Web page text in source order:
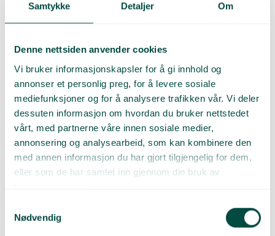
Samtykke Detaljer Om
Denne nettsiden anvender cookies
Vi bruker informasjonskapsler for å gi innhold og
annonser et personlig preg, for å levere sosiale
mediefunksjoner og for å analysere trafikken vår. Vi deler
dessuten informasjon om hvordan du bruker nettstedet
vårt, med partnerne våre innen sosiale medier,
annonsering og analysearbeid, som kan kombinere den
med annen informasjon du har gjort tilgjengelig for dem,
eller som de har samlet inn gjennom din bruk av
Nødvendig
sier Frank Lein, Kvalitets- og miljøsjef i Vinmonopolet.
Her er Vinmonopolets tre tips til å bli Norges ledende
faghandel på miljø:
1. Legge til rette for miljøbevisste kunder
Miljøstyrte butikker
Miljøsmarte ansatte (kompetanse)
Miljøsmarte produkter